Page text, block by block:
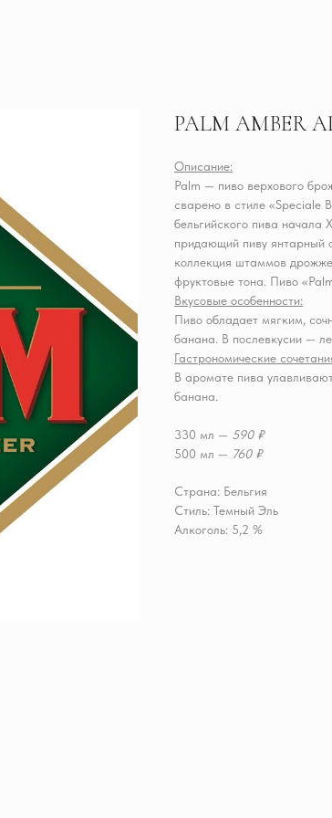
PALM AMBER
Описание:
Palm — пиво верхового
сварено в стиле «Speciale
бельгийского пива начала
придающий пиву янтарный
коллекция штаммов
фруктовые тона. Пиво
Вкусовые особенности:
Пиво обладает мягким,
банана. В послевкусии —
Гастрономические
В аромате пива
банана.
330 мл — 590 ₽
500 мл — 760 ₽
Страна: Бельгия
Стиль: Темный Эль
Алкоголь: 5,2 %